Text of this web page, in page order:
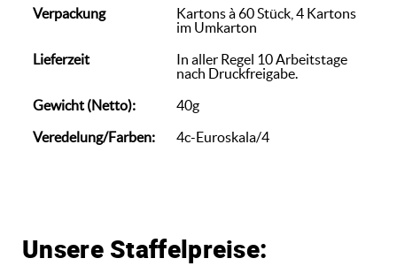
Verpackung
Kartons à 60 Stück, 4 Kartons
im Umkarton
Lieferzeit
In aller Regel 10 Arbeitstage
nach Druckfreigabe.
Gewicht (Netto):
40g
Veredelung/Farben:
4c-Euroskala/4
Unsere Staffelpreise: